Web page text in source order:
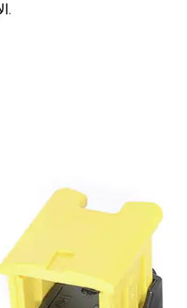
الإلكترونيات العالمية.